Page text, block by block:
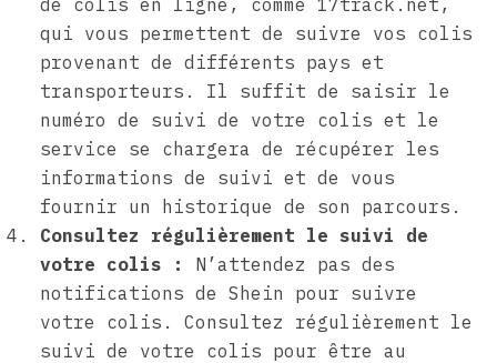
qui vous permettent de suivre vos colis
provenant de différents pays et
transporteurs. Il suffit de saisir le
numéro de suivi de votre colis et le
service se chargera de récupérer les
informations de suivi et de vous
fournir un historique de son parcours.
Consultez régulièrement le suivi de
votre colis :
N’attendez pas des
notifications de Shein pour suivre
votre colis. Consultez régulièrement le
suivi de votre colis pour être au